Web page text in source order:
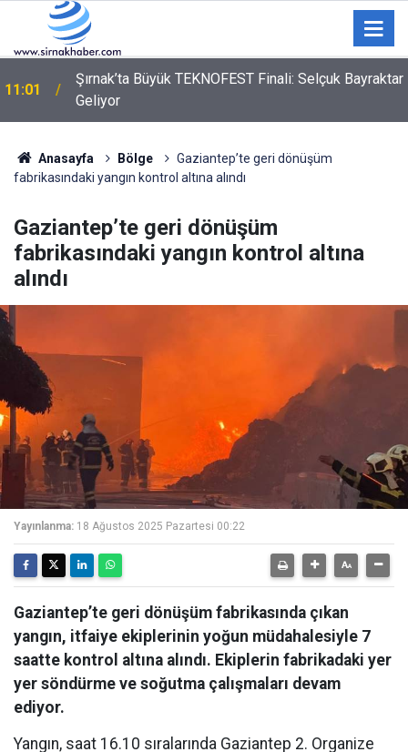
10:38
Habur’da 2026’nın TIR Çıkış Rekoru Kırıldı: Günde 2
Bin 454 TIR
Anasayfa Bölge
Gaziantep’te geri dönüşüm
fabrikasındaki yangın kontrol altına alındı
Gaziantep’te geri dönüşüm
fabrikasındaki yangın kontrol altına
alındı
Yayınlanma: 18 Ağustos 2025 Pazartesi 00:22
Gaziantep’te geri dönüşüm fabrikasında çıkan
yangın, itfaiye ekiplerinin yoğun müdahalesiyle 7
saatte kontrol altına alındı. Ekiplerin fabrikadaki yer
yer söndürme ve soğutma çalışmaları devam
ediyor.
Yangın, saat 16.10 sıralarında Gaziantep 2. Organize